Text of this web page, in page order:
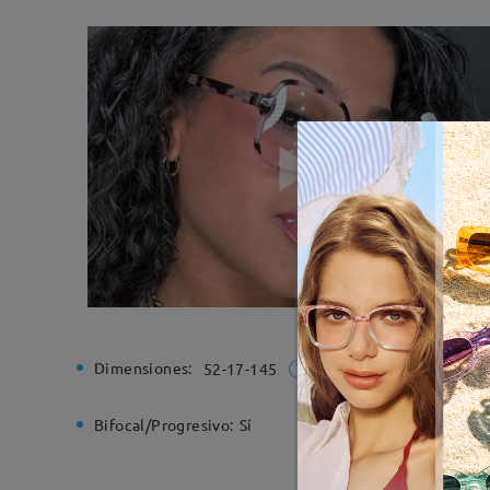
Dimensiones: 52-17-145 Ancho
Bifocal/Progresivo: Sí Bisagra